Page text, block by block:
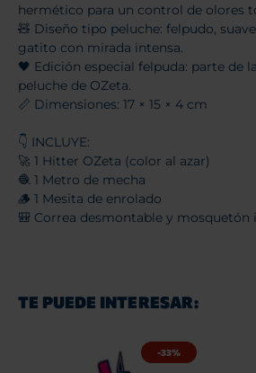
hermético para un control de olores
🧸 Diseño tipo peluche: felpudo,
gatito con mirada intensa.
🖤 Edición especial felpuda: parte de
peluche de OZeta.
📏 Dimensiones: 17 × 15 × 4 cm
👇 INCLUYE:
🚀 1 Hitter OZeta (color al azar)
🧶 1 Metro de mecha
🪵 1 Mesita de enrolado
🎒 Correa desmontable y mosquetón
TE PUEDE INTERESAR:
-33%